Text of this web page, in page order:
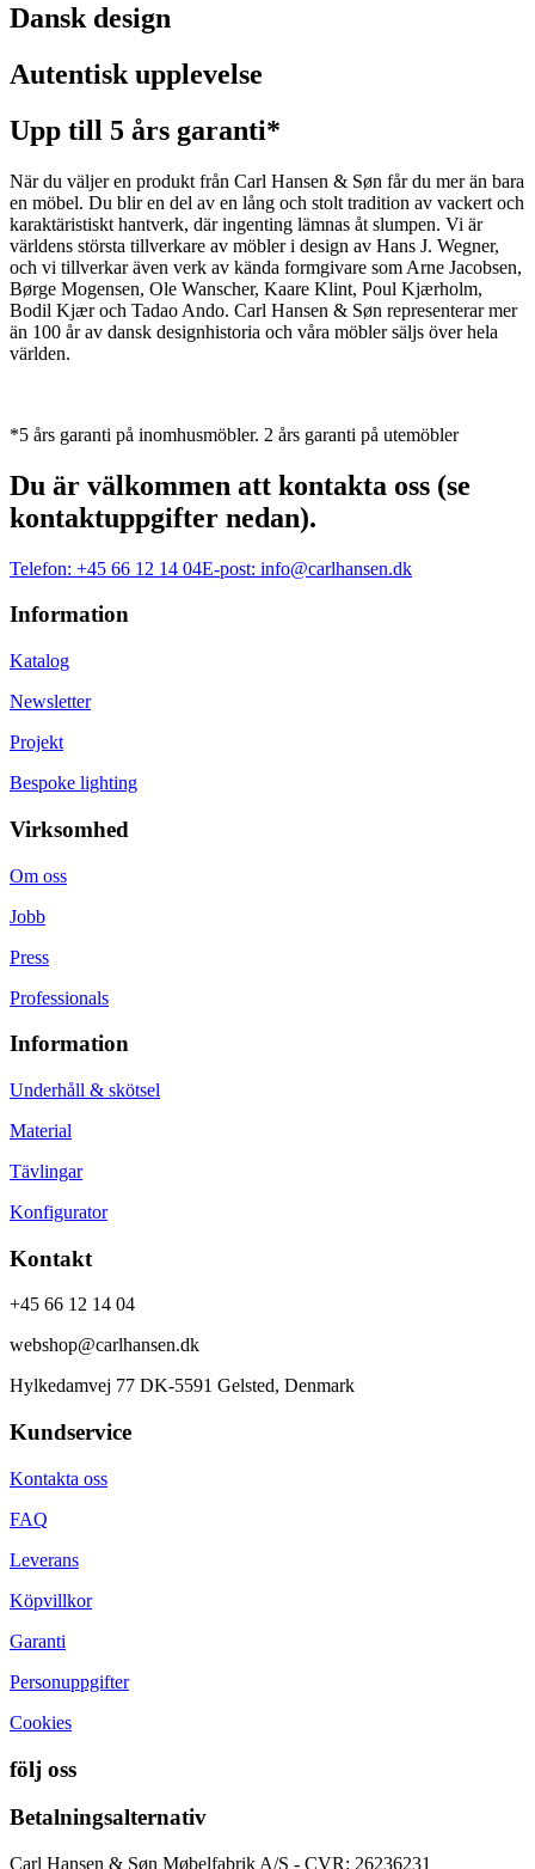
Dansk design
Autentisk upplevelse
Upp till 5 års garanti*
När du väljer en produkt från Carl Hansen & Søn får du mer än bara
en möbel. Du blir en del av en lång och stolt tradition av vackert och
karaktäristiskt hantverk, där ingenting lämnas åt slumpen. Vi är
världens största tillverkare av möbler i design av Hans J. Wegner,
och vi tillverkar även verk av kända formgivare som Arne Jacobsen,
Børge Mogensen, Ole Wanscher, Kaare Klint, Poul Kjærholm,
Bodil Kjær och Tadao Ando. Carl Hansen & Søn representerar mer
än 100 år av dansk designhistoria och våra möbler säljs över hela
världen.
*5 års garanti på inomhusmöbler. 2 års garanti på utemöbler
Du är välkommen att kontakta oss (se
kontaktuppgifter nedan).
Telefon: +45 66 12 14 04E-post: info@carlhansen.dk
Information
Katalog
Newsletter
Projekt
Bespoke lighting
Virksomhed
Om oss
Jobb
Press
Professionals
Information
Underhåll & skötsel
Material
Tävlingar
Konfigurator
Kontakt
+45 66 12 14 04
webshop@carlhansen.dk
Hylkedamvej 77 DK-5591 Gelsted, Denmark
Kundservice
Kontakta oss
FAQ
Leverans
Köpvillkor
Garanti
Personuppgifter
Cookies
följ oss
Betalningsalternativ
Carl Hansen & Søn Møbelfabrik A/S - CVR: 26236231